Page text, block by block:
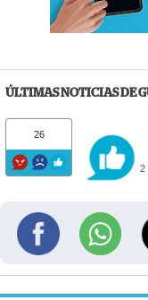
ÚLTIMAS NOTICIAS DE
26
2